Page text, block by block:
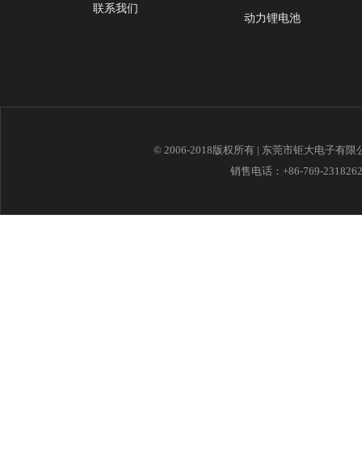
联系我们
动力锂电池
© 2006-2018版权所有 | 东莞市钜大电子有
销售电话：+86-769-